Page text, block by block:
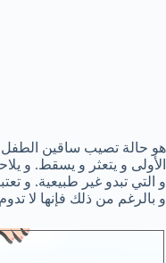
هو حالة تصيب ساقين الطفل
الأولى و يتعثر و يسقط. و
و التي تبدو غير طبيعية. و
و بالرغم من ذلك فإنها لا تدوم